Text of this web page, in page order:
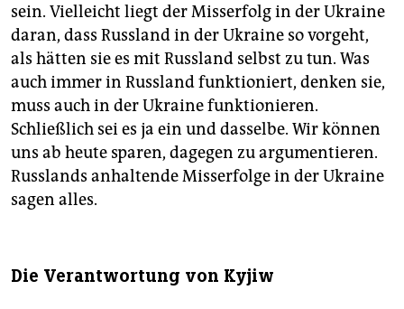
sein. Vielleicht liegt der Misserfolg in der Ukraine
daran, dass Russland in der Ukraine so vorgeht,
als hätten sie es mit Russland selbst zu tun. Was
auch immer in Russland funktioniert, denken sie,
muss auch in der Ukraine funktionieren.
Schließlich sei es ja ein und dasselbe. Wir können
uns ab heute sparen, dagegen zu argumentieren.
Russlands anhaltende Misserfolge in der Ukraine
sagen alles.
Die Verantwortung von Kyjiw